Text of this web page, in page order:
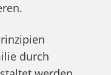
durch